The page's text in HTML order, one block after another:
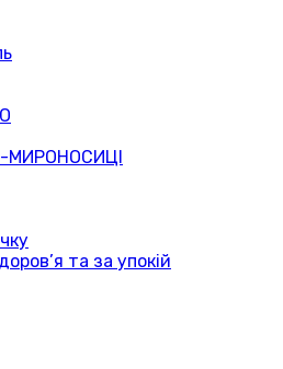
МИРОНОСИЦІ
та за упокій